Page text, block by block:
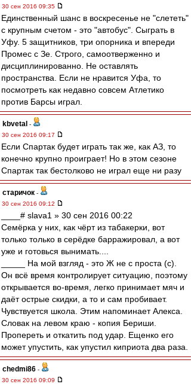
30 сен 2016 09:35
Единственный шанс в воскресенье не "слететь"
с крупным счетом - это "автобус". Сыграть в
Уфу. 5 защитников, три опорника и впереди
Промес с Зе. Строго, самоотверженно и
дисциплинированно. Не оставлять
пространства. Если не нравится Уфа, то
посмотреть как недавно совсем Атлетико
против Барсы играл.
kbvetal -
30 сен 2016 09:17
Если Спартак будет играть так же, как АЗ, то
конечно крупно проиграет! Но в этом сезоне
Спартак так бестолково не играл еще ни разу
старичок -
30 сен 2016 09:12
____# slava1 » 30 сен 2016 00:22
Семёрка у них, как чёрт из табакерки, вот
только только в серёдке барражировал, а вот
уже и готовься вынимать....
_____ На мой взгляд - это Ж не с проста (с).
Он всё время контролирует ситуацию, поэтому
открывается во-время, легко принимает мяч и
даёт острые скидки, а то и сам пробивает.
Чувствуется школа. Этим напоминает Алекса.
Словак на левом краю - копия Бериши.
Пропереть и откатить под удар. Ещенко его
может упустить, как упустил киприота два раза.
chedmi86 -
30 сен 2016 09:09